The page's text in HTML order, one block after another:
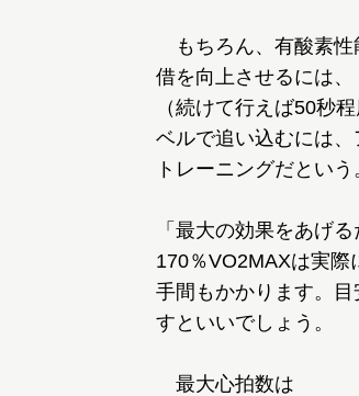
もちろん、有酸素性
借を向上させるには
（続けて行えば50秒
ベルで追い込むには
トレーニングだという
「最大の効果をあげ
170％VO2MAXは実際
手間もかかります。
すといいでしょう。
最大心拍数は